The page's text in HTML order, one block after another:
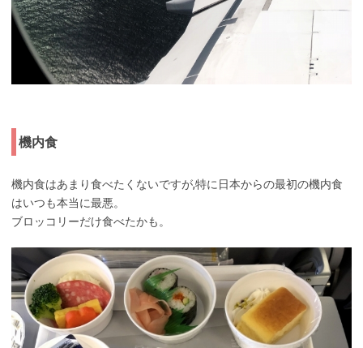
機内食
機内食はあまり食べたくないですが,特に日本からの最初の機内食
はいつも本当に最悪。
ブロッコリーだけ食べたかも。